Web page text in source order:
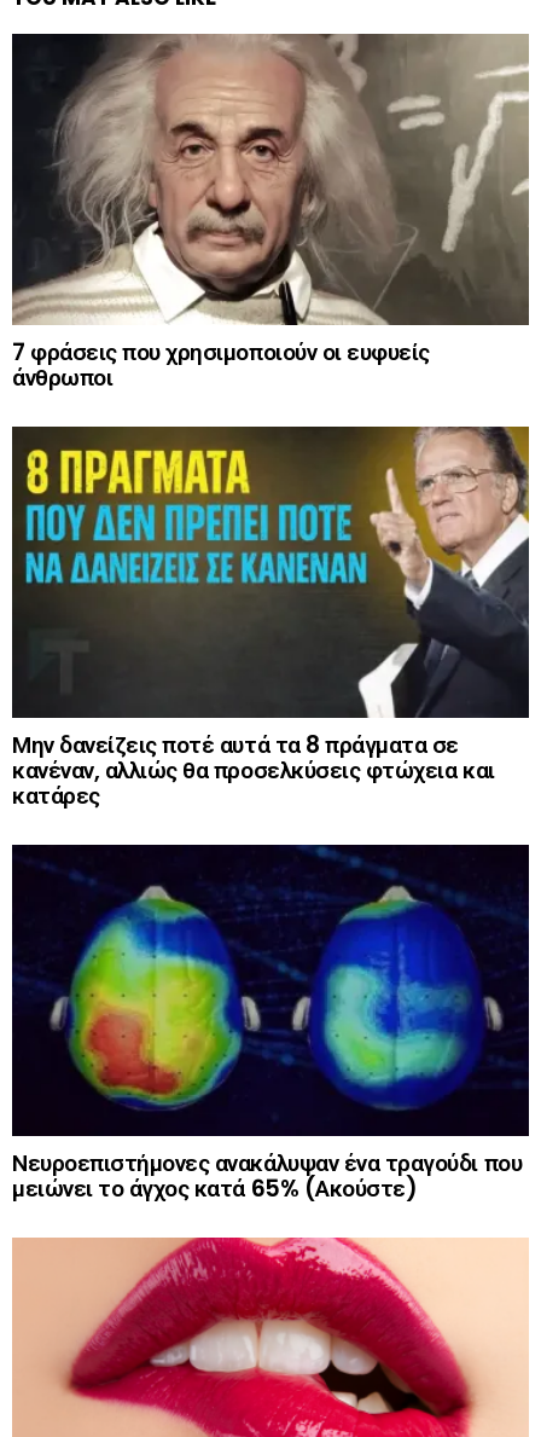
7 φράσεις που χρησιμοποιούν οι ευφυείς
άνθρωποι
Μην δανείζεις ποτέ αυτά τα 8 πράγματα σε
κανέναν, αλλιώς θα προσελκύσεις φτώχεια και
κατάρες
Νευροεπιστήμονες ανακάλυψαν ένα τραγούδι που
μειώνει το άγχος κατά 65% (Ακούστε)